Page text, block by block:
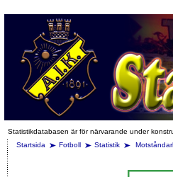
Statistikdatabasen är för närvarande under
Startsida
Fotboll Statistik